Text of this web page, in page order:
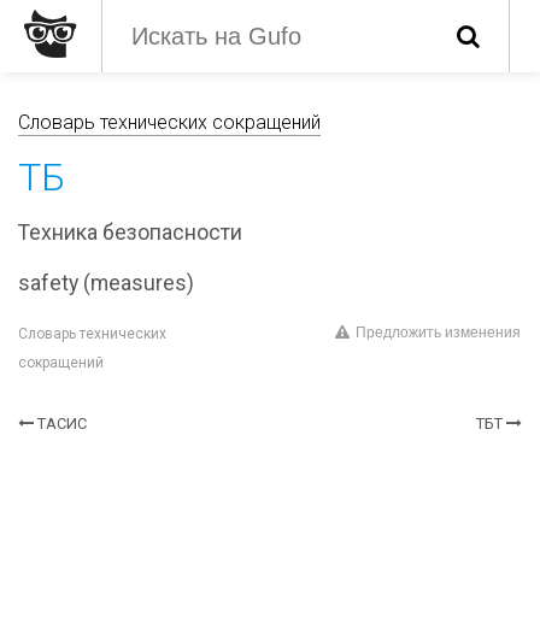
Словарь технических сокращений
ТБ
Техника безопасности
safety (measures)
Словарь технических
сокращений
Предложить изменения
ТАСИС ТБТ